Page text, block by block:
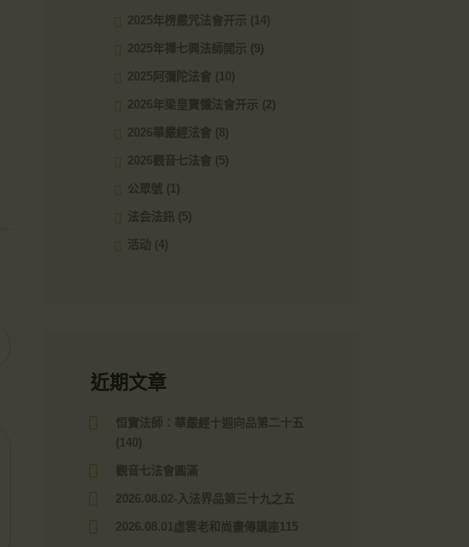
2025年楞嚴咒法會开示 (14)
2025年禪七興法師開示 (9)
2025阿彌陀法會 (10)
2026年梁皇寶懺法會开示 (2)
2026華嚴經法會 (8)
2026觀音七法會 (5)
公眾號 (1)
法会法訊 (5)
活动 (4)
近期文章
恒實法師：華嚴經十迴向品第二十五
(140)
觀音七法會圓滿
2026.08.02-入法界品第三十九之五
2026.08.01虛雲老和尚畫傳講座115